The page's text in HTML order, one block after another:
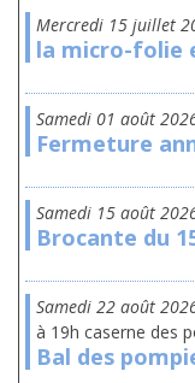
mercredi 15 juillet
la micro-folie
samedi 01 août
Fermeture
samedi 15 août
Brocante du
samedi 22 août
à 19h caserne des
Bal des